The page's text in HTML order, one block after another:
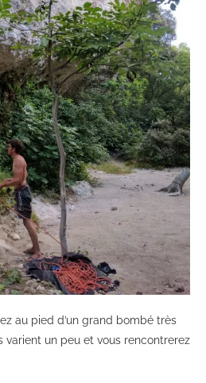
au pied d’un grand bombé très
varient un peu et vous rencontrerez